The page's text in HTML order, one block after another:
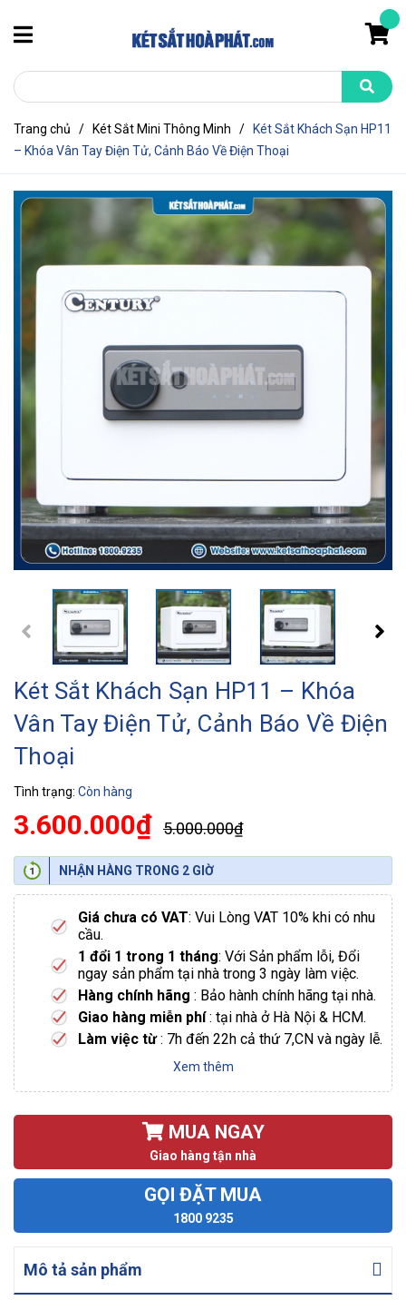
Trang chủ / Két Sắt Mini Thông Minh /
Két Sắt Khách Sạn HP11
– Khóa Vân Tay Điện Tử, Cảnh Báo Về Điện Thoại
Két Sắt Khách Sạn HP11 – Khóa
Vân Tay Điện Tử, Cảnh Báo Về Điện
Thoại
Tình trạng: Còn hàng
3.600.000₫ 5.000.000₫
NHẬN HÀNG TRONG 2 GIỜ
Giá chưa có VAT: Vui Lòng VAT 10% khi có nhu
cầu.
1 đổi 1 trong 1 tháng: Với Sản phẩm lỗi, Đổi
ngay sản phẩm tại nhà trong 3 ngày làm việc.
Hàng chính hãng : Bảo hành chính hãng tại nhà.
Giao hàng miễn phí: tại nhà ở Hà Nội & HCM.
Làm việc từ: 7h đến 22h cả thứ 7,CN và ngày lễ.
Xem thêm
MUA NGAY
Giao hàng tận nhà
GỌI ĐẶT MUA
1800 9235
Mô tả sản phẩm